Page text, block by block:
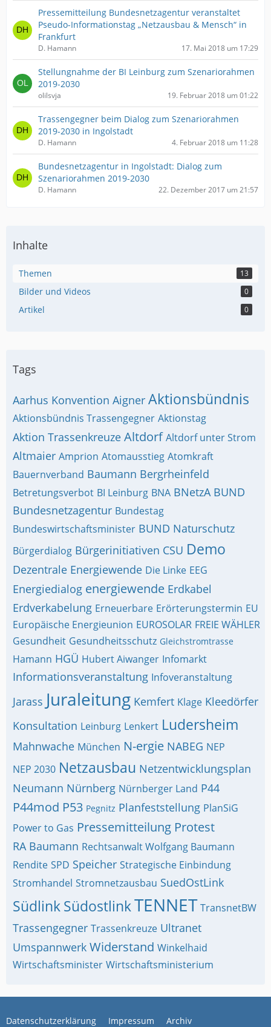
Pressemitteilung Bundesnetzagentur veranstaltet
Pseudo-Informationstag „Netzausbau & Mensch“ in
Frankfurt
D. Hamann 17. Mai 2018 um 17:29
Stellungnahme der BI Leinburg zum Szenariorahmen
2019-2030
olilsvja 19. Februar 2018 um 01:22
Trassengegner beim Dialog zum Szenariorahmen
2019-2030 in Ingolstadt
D. Hamann 4. Februar 2018 um 11:28
Bundesnetzagentur in Ingolstadt: Dialog zum
Szenariorahmen 2019-2030
D. Hamann 22. Dezember 2017 um 21:57
Inhalte
Themen 13
Bilder und Videos 0
Artikel 0
Tags
Aarhus Konvention Aigner Aktionsbündnis
Aktionsbündnis Trassengegner Aktionstag
Aktion Trassenkreuze Altdorf Altdorf unter Strom
Altmaier Amprion Atomausstieg Atomkraft
Bauernverband Baumann Bergrheinfeld
Betretungsverbot BI Leinburg BNA BNetzA BUND
Bundesnetzagentur Bundestag
Bundeswirtschaftsminister BUND Naturschutz
Bürgerdialog Bürgerinitiativen CSU Demo
Dezentrale Energiewende Die Linke EEG
Energiedialog energiewende Erdkabel
Erdverkabelung Erneuerbare Erörterungstermin EU
Europäische Energieunion EUROSOLAR FREIE WÄHLER
Gesundheit Gesundheitsschutz Gleichstromtrasse
Hamann HGÜ Hubert Aiwanger Infomarkt
Informationsveranstaltung Infoveranstaltung
Jarass Juraleitung Kemfert Klage Kleedörfer
Konsultation Leinburg Lenkert Ludersheim
Mahnwache München N-ergie NABEG NEP
NEP 2030 Netzausbau Netzentwicklungsplan
Neumann Nürnberg Nürnberger Land P44
P44mod P53 Pegnitz Planfeststellung PlanSiG
Power to Gas Pressemitteilung Protest
RA Baumann Rechtsanwalt Wolfgang Baumann
Rendite SPD Speicher Strategische Einbindung
Stromhandel Stromnetzausbau SuedOstLink
SüdlinkSüdostlinkTENNET TransnetBW
Trassengegner Trassenkreuze Ultranet
Umspannwerk Widerstand Winkelhaid
Wirtschaftsminister Wirtschaftsministerium
Datenschutzerklärung Impressum Archiv